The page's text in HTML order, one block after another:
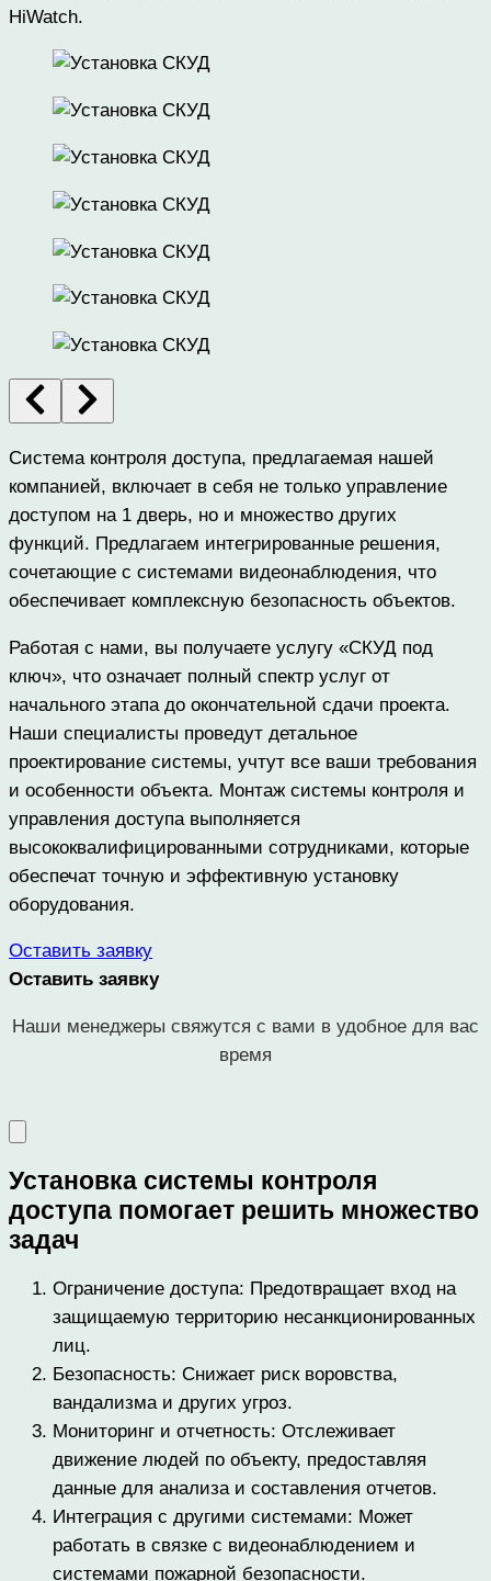
HiWatch.
Система контроля доступа, предлагаемая нашей
компанией, включает в себя не только управление
доступом на 1 дверь, но и множество других
функций. Предлагаем интегрированные решения,
сочетающие с системами видеонаблюдения, что
обеспечивает комплексную безопасность объектов.
Работая с нами, вы получаете услугу «СКУД под
ключ», что означает полный спектр услуг от
начального этапа до окончательной сдачи проекта.
Наши специалисты проведут детальное
проектирование системы, учтут все ваши требования
и особенности объекта. Монтаж системы контроля и
управления доступа выполняется
высококвалифицированными сотрудниками, которые
обеспечат точную и эффективную установку
оборудования.
Оставить заявку
Оставить заявку
Наши менеджеры свяжутся с вами в удобное для вас
время
Установка системы контроля
доступа помогает решить множество
задач
Ограничение доступа: Предотвращает вход на
защищаемую территорию несанкционированных
лиц.
Безопасность: Снижает риск воровства,
вандализма и других угроз.
Мониторинг и отчетность: Отслеживает
движение людей по объекту, предоставляя
данные для анализа и составления отчетов.
Интеграция с другими системами: Может
работать в связке с видеонаблюдением и
системами пожарной безопасности.